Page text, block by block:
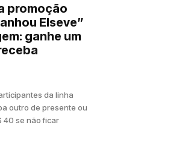
promoção
Elseve”
ganhe um
da linha
outro de presente ou
40 se não ficar